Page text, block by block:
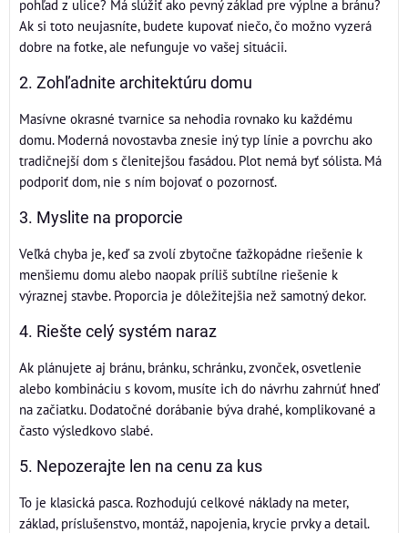
pohľad z ulice? Má slúžiť ako pevný základ pre výplne a bránu?
Ak si toto neujasníte, budete kupovať niečo, čo možno vyzerá
dobre na fotke, ale nefunguje vo vašej situácii.
2. Zohľadnite architektúru domu
Masívne okrasné tvarnice sa nehodia rovnako ku každému
domu. Moderná novostavba znesie iný typ línie a povrchu ako
tradičnejší dom s členitejšou fasádou. Plot nemá byť sólista. Má
podporiť dom, nie s ním bojovať o pozornosť.
3. Myslite na proporcie
Veľká chyba je, keď sa zvolí zbytočne ťažkopádne riešenie k
menšiemu domu alebo naopak príliš subtílne riešenie k
výraznej stavbe. Proporcia je dôležitejšia než samotný dekor.
4. Riešte celý systém naraz
Ak plánujete aj bránu, bránku, schránku, zvonček, osvetlenie
alebo kombináciu s kovom, musíte ich do návrhu zahrnúť hneď
na začiatku. Dodatočné dorábanie býva drahé, komplikované a
často výsledkovo slabé.
5. Nepozerajte len na cenu za kus
To je klasická pasca. Rozhodujú celkové náklady na meter,
základ, príslušenstvo, montáž, napojenia, krycie prvky a detail.